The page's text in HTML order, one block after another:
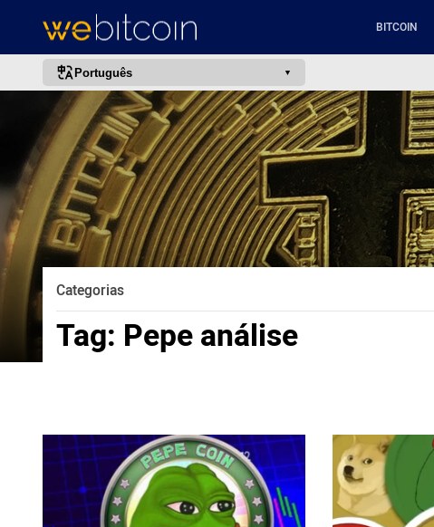
BITCOIN
Português
português (BR)
english
español
français
italiano
deutsch
русский
ქართული
polski
vietnamese
Categorias
Tag: Pepe análise